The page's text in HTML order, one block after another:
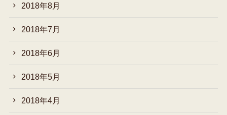
2018年8月
2018年7月
2018年6月
2018年5月
2018年4月